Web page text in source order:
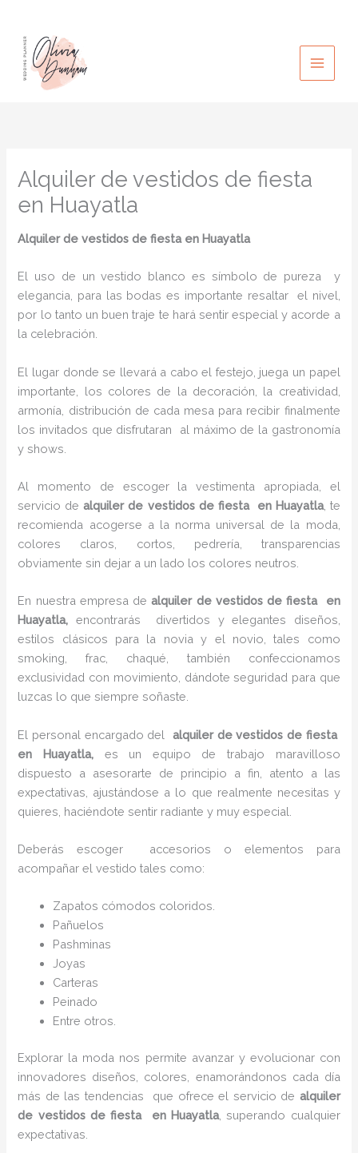
contenido
Alquiler de vestidos de fiesta
en Huayatla
Alquiler de vestidos de fiesta en Huayatla
El uso de un vestido blanco es símbolo de pureza y
elegancia, para las bodas es importante resaltar el nivel,
por lo tanto un buen traje te hará sentir especial y acorde a
la celebración.
El lugar donde se llevará a cabo el festejo, juega un papel
importante, los colores de la decoración, la creatividad,
armonía, distribución de cada mesa para recibir finalmente
los invitados que disfrutaran al máximo de la gastronomía
y shows.
Al momento de escoger la vestimenta apropiada, el
servicio dealquiler de vestidos de fiesta en Huayatla, te
recomienda acogerse a la norma universal de la moda,
colores claros, cortos, pedrería, transparencias
obviamente sin dejar a un lado los colores neutros.
En nuestra empresa dealquiler de vestidos de fiesta en
Huayatla, encontrarás
divertidos y elegantes diseños,
estilos clásicos para la novia y el novio, tales como
smoking, frac, chaqué, también confeccionamos
exclusividad con movimiento, dándote seguridad para que
luzcas lo que siempre soñaste.
El personal encargado del alquiler de vestidos de fiesta
en Huayatla, es un equipo de trabajo maravilloso
dispuesto a asesorarte de principio a fin, atento a las
expectativas, ajustándose a lo que realmente necesitas y
quieres, haciéndote sentir radiante y muy especial.
Deberás escoger accesorios o elementos para
acompañar el vestido tales como:
Zapatos cómodos coloridos.
Pañuelos
Pashminas
Joyas
Carteras
Peinado
Entre otros.
Explorar la moda nos permite avanzar y evolucionar con
innovadores diseños, colores, enamorándonos cada día
más de las tendencias que ofrece el servicio de alquiler
de vestidos de fiesta en Huayatla, superando cualquier
expectativas.